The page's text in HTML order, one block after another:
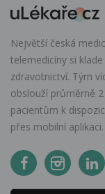
Největší česká
telemedicíny si
zdravotnictví. Tým
obslouží průměrně
pacientům k
přes mobilní aplikaci.